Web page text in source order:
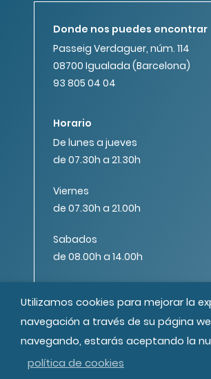
Todos los derechos reservados
Donde nos puedes encontrar
Passeig Verdaguer, núm. 114
08700 Igualada (Barcelona)
93 805 04 04
Horario
De lunes a jueves
de 07.30h a 21.30h
Viernes
de 07.30h a 21.00h
Sabados
de 08.00h a 14.00h
Utilizamos cookies para mejorar la
navegación a través de su página
navegando, estarás aceptando la
política de cookies